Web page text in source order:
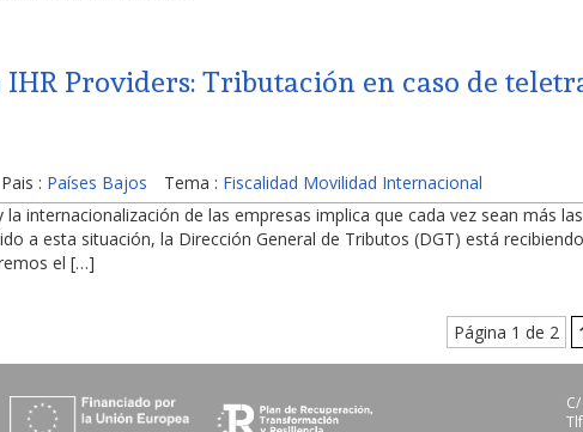
Providers: Tributación en caso de
Pais : Países Bajos Tema : Fiscalidad Movilidad Internacional
la internacionalización de las empresas implica que cada vez sean más
a esta situación, la Dirección General de Tributos (DGT) está
el […]
Página 1 de 2